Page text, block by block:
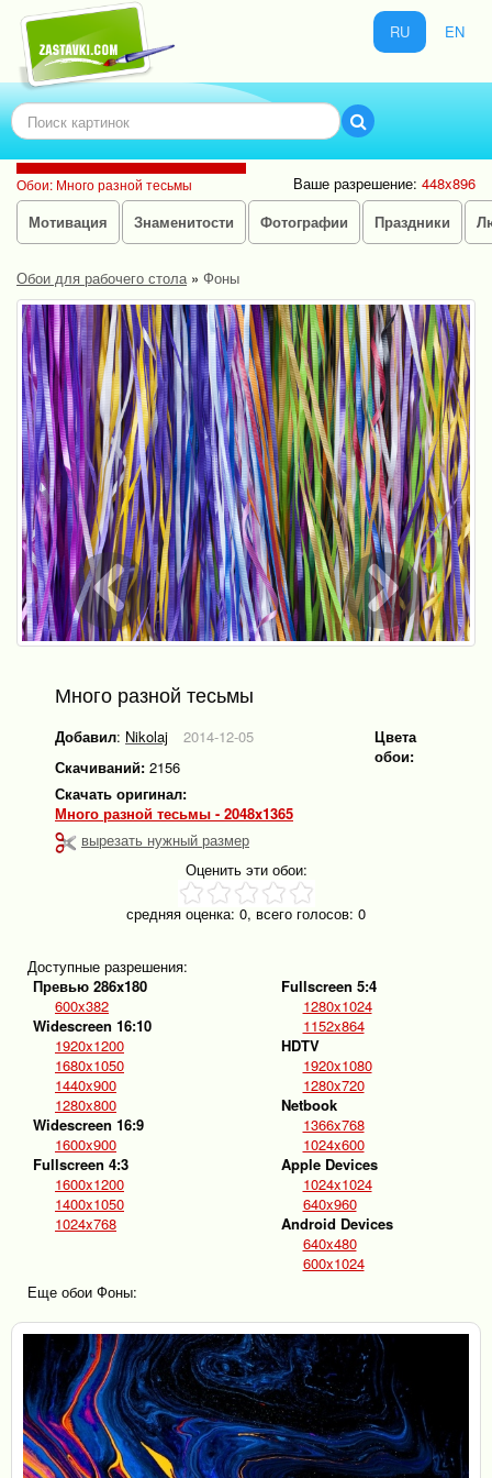
RU EN
Обои: Много разной тесьмы Ваше разрешение: 448x896
Мотивация
Знаменитости Фотографии Праздники
Обои для рабочего стола» Фоны
Много разной тесьмы
Добавил: Nikolaj
2014-12-05
Скачиваний: 2156
Скачать оригинал:
Много разной тесьмы - 2048x1365
вырезать нужный размер
Цвета
обои:
Оценить эти обои:
средняя оценка: 0, всего голосов: 0
Доступные разрешения:
Превью 286x180
600x382
Widescreen 16:10
1920x1200
1680x1050
1440x900
1280x800
Widescreen 16:9
1600x900
Fullscreen 4:3
1600x1200
1400x1050
1024x768
Fullscreen 5:4
1280x1024
1152x864
HDTV
1920x1080
1280x720
Netbook
1366x768
1024x600
Apple Devices
1024x1024
640x960
Android Devices
640x480
600x1024
Еще обои Фоны: